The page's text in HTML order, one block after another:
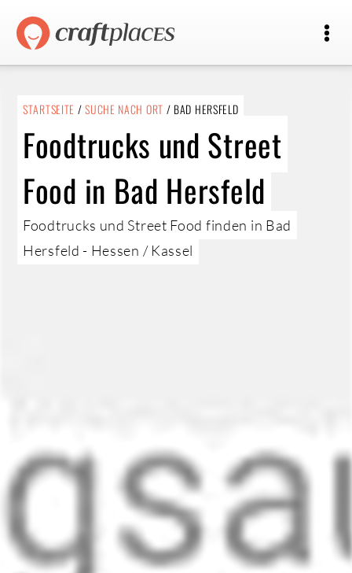
STARTSEITE /SUCHE NACH ORT / BAD HERSFELD
Foodtrucks und Street
Food in Bad Hersfeld
Foodtrucks und Street Food finden in Bad
Hersfeld - Hessen / Kassel